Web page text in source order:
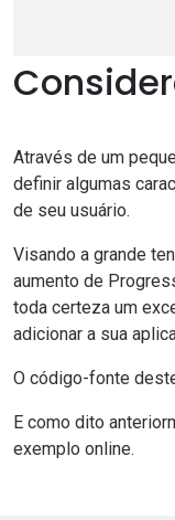
Através de um
definir algumas
de seu usuário.
Visando a grande
aumento de
toda certeza um
adicionar a sua
O código-fonte
E como dito
exemplo online.